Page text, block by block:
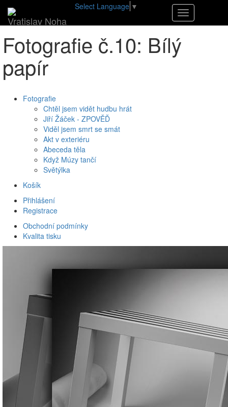
Navigace
Vratislav Noha
Select Language ▼
E-shop Fotografie č.10: Bílý papír
Fotografie č.10: Bílý
papír
Fotografie
Chtěl jsem vidět hudbu hrát
Jiří Žáček - ZPOVĚĎ
Viděl jsem smrt se smát
Akt v exteriéru
Abeceda těla
Když Múzy tančí
Světýlka
Košík
Přihlášení
Registrace
Obchodní podmínky
Kvalita tisku